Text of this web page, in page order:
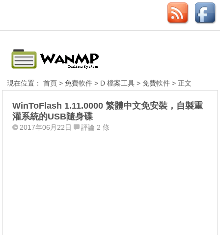
現在位置：首頁 >免費軟件 > D 檔案工具 >免費軟件 > 正文
WinToFlash 1.11.0000 繁體中文免安裝，自製重
灌系統的USB隨身碟
2017年06月22日 評論 2 條